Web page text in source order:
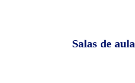
Salas de aula